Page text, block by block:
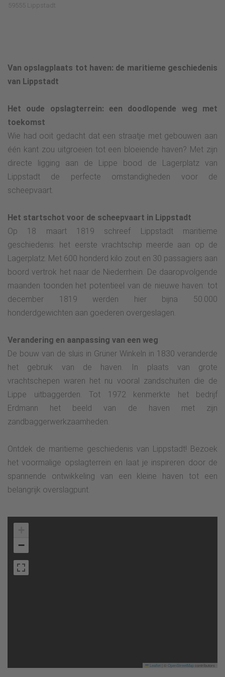
59555 Lippstadt
Van opslagplaats tot haven: de maritieme geschiedenis
van Lippstadt
Het oude opslagterrein: een doodlopende weg met
toekomst
Wie had ooit gedacht dat een straatje met gebouwen aan
één kant zou uitgroeien tot een bloeiende haven? Met zijn
directe ligging aan de Lippe bood de Lagerplatz van
Lippstadt de perfecte omstandigheden voor de
scheepvaart.
Het startschot voor de scheepvaart in Lippstadt
Op 18 maart 1819 schreef Lippstadt maritieme
geschiedenis: het eerste vrachtschip meerde aan op de
Lagerplatz. Met 600 honderd kilo zout en 30 passagiers aan
boord vertrok het naar de Niederrhein. De daaropvolgende
maanden toonden het potentieel van de nieuwe haven: tot
december 1819 werden hier bijna 50.000
honderdgewichten aan goederen overgeslagen.
Verandering en aanpassing van een weg
De bouw van de sluis in Grüner Winkeln in 1830 veranderde
het gebruik van de haven. In plaats van grote
vrachtschepen waren het nu vooral zandschuiten die de
Lippe uitbaggerden. Tot 1972 kenmerkte het bedrijf
Erdmann het beeld van de haven met zijn
zandbaggerwerkzaamheden.
Ontdek de maritieme geschiedenis van Lippstadt! Bezoek
het voormalige opslagterrein en laat je inspireren door de
spannende ontwikkeling van een kleine haven tot een
belangrijk overslagpunt.
−
Leaflet OpenStreetMapcontributors